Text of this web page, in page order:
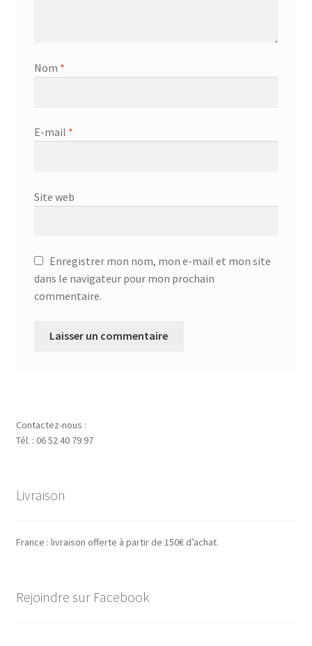
Nom *
E-mail *
Site web
Enregistrer mon nom, mon e-mail et mon site
dans le navigateur pour mon prochain
commentaire.
Contactez-nous :
Tél. : 06 52 40 79 97
Livraison
France : livraison offerte à partir de 150€ d’achat.
Rejoindre sur Facebook